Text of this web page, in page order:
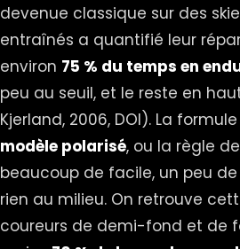
devenue classique sur des
entraînés a quantifié leur
environ 75 % du temps en
peu au seuil, et le reste en
Kjerland, 2006, DOI). La
modèle polarisé, ou la règle
beaucoup de facile, un peu
rien au milieu. On retrouve
coureurs de demi-fond et de